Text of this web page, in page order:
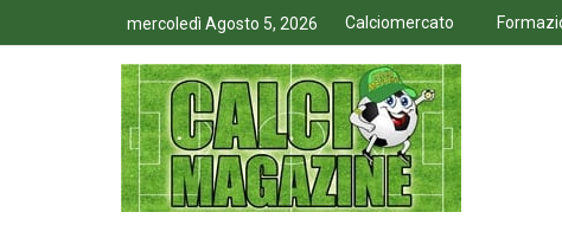
mercoledì Agosto 5, 2026 Calciomercato